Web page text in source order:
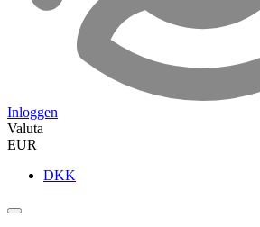
Inloggen
Valuta
EUR
DKK